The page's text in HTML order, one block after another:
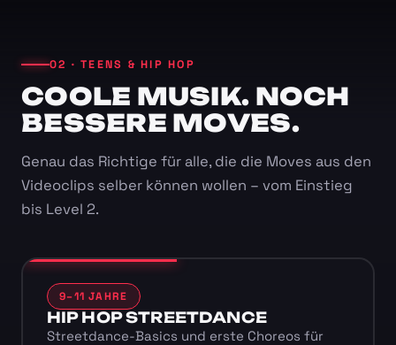
02 · TEENS & HIP HOP
COOLE MUSIK. NOCH
BESSERE MOVES.
Genau das Richtige für alle, die die Moves aus den
Videoclips selber können wollen – vom Einstieg
bis Level 2.
9–11 JAHRE
HIP HOP STREETDANCE
Streetdance-Basics und erste Choreos für